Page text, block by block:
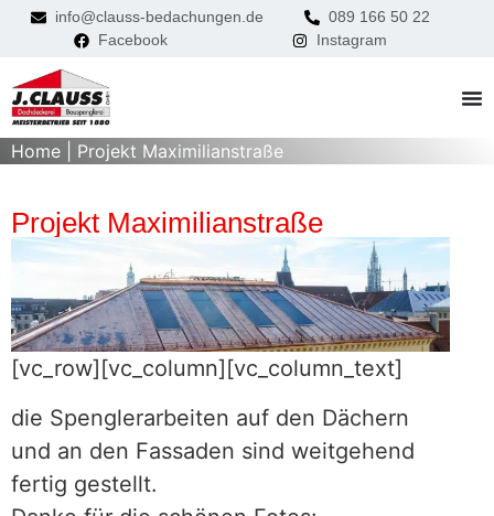
info@clauss-bedachungen.de
089 166 50 22
Facebook
Instagram
Home Projekt Maximilianstraße
Projekt Maximilianstraße
[vc_row][vc_column][vc_column_text]
die Spenglerarbeiten auf den Dächern
und an den Fassaden sind weitgehend
fertig gestellt.